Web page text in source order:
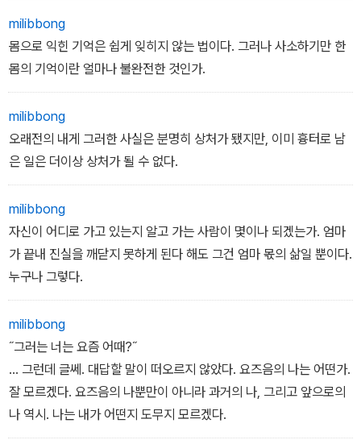
milibbong
몸으로 익힌 기억은 쉽게 잊히지 않는 법이다. 그러나 사소하기만 한
몸의 기억이란 얼마나 불완전한 것인가.
milibbong
오래전의 내게 그러한 사실은 분명히 상처가 됐지만, 이미 흉터로 남
은 일은 더이상 상처가 될 수 없다.
milibbong
자신이 어디로 가고 있는지 알고 가는 사람이 몇이나 되겠는가. 엄마
가 끝내 진실을 깨닫지 못하게 된다 해도 그건 엄마 몫의 삶일 뿐이다.
누구나 그렇다.
milibbong
˝그러는 너는 요즘 어때?˝
... 그런데 글쎄. 대답할 말이 떠오르지 않았다. 요즈음의 나는 어떤가.
잘 모르겠다. 요즈음의 나뿐만이 아니라 과거의 나, 그리고 앞으로의
나 역시. 나는 내가 어떤지 도무지 모르겠다.